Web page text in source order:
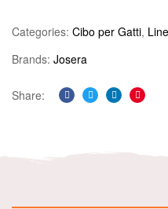
Categories: Cibo per Gatti,
Brands: Josera
Share:
Facebook
TwitterLinkedin